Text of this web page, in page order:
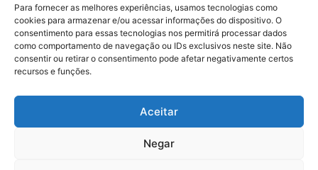
Para fornecer as melhores experiências, usamos tecnologias como
cookies para armazenar e/ou acessar informações do dispositivo. O
consentimento para essas tecnologias nos permitirá processar dados
como comportamento de navegação ou IDs exclusivos neste site. Não
consentir ou retirar o consentimento pode afetar negativamente certos
recursos e funções.
Aceitar
Negar
No posts to display